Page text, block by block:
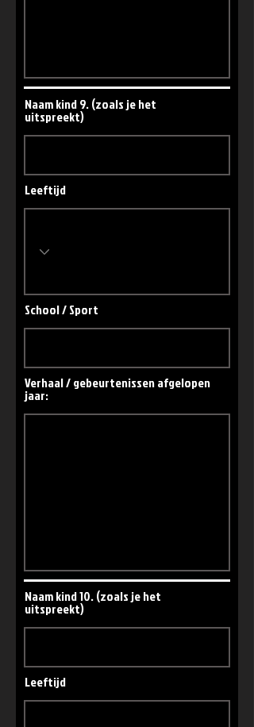
Naam kind 9. (zoals je het
uitspreekt)
Leeftijd
School / Sport
Verhaal / gebeurtenissen afgelopen
jaar:
Naam kind 10. (zoals je het
uitspreekt)
Leeftijd